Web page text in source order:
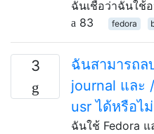
ฉันเชื่อว่าฉันใช้
83
fedora
3
ฉันสามารถล
journal และ
usr ได้หรือไม่
ฉันใช้ Fedora แ